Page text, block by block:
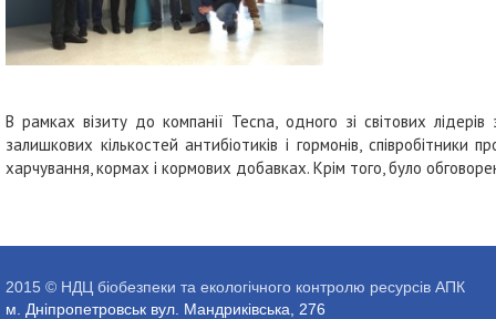
В рамках візиту до компанії Tecna, одного зі світових
залишкових кількостей антибіотиків і гормонів,
харчування, кормах і кормових добавках. Крім того, було
2015 © НДЦ біобезпеки та екологічного контролю ресурсів АПК
м. Дніпропетровськ вул. Мандриківська, 276